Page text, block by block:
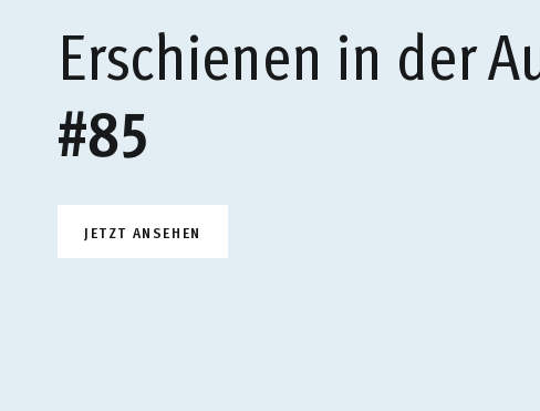
Erschienen in der
#85
JETZT ANSEHEN